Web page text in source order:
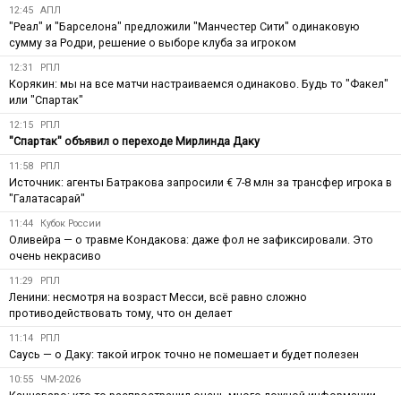
12:45 АПЛ
"Реал" и "Барселона" предложили "Манчестер Сити" одинаковую
сумму за Родри, решение о выборе клуба за игроком
12:31 РПЛ
Корякин: мы на все матчи настраиваемся одинаково. Будь то "Факел"
или "Спартак"
12:15 РПЛ
"Спартак" объявил о переходе Мирлинда Даку
11:58 РПЛ
Источник: агенты Батракова запросили € 7-8 млн за трансфер игрока в
"Галатасарай"
11:44 Кубок России
Оливейра — о травме Кондакова: даже фол не зафиксировали. Это
очень некрасиво
11:29 РПЛ
Ленини: несмотря на возраст Месси, всё равно сложно
противодействовать тому, что он делает
11:14 РПЛ
Саусь — о Даку: такой игрок точно не помешает и будет полезен
10:55 ЧМ-2026